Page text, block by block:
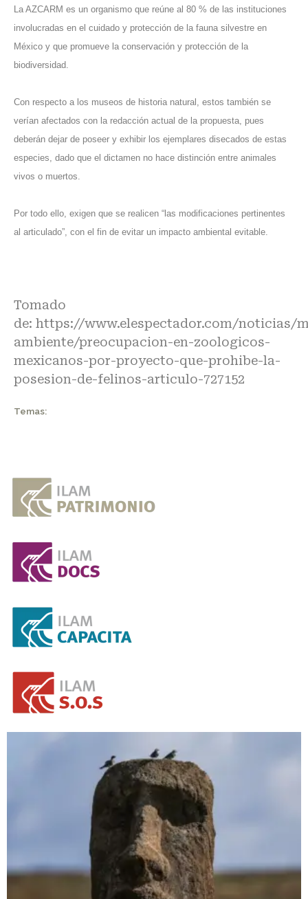
La AZCARM es un organismo que reúne al 80 % de las instituciones
involucradas en el cuidado y protección de la fauna silvestre en
México y que promueve la conservación y protección de la
biodiversidad.
Con respecto a los museos de historia natural, estos también se
verían afectados con la redacción actual de la propuesta, pues
deberán dejar de poseer y exhibir los ejemplares disecados de estas
especies, dado que el dictamen no hace distinción entre animales
vivos o muertos.
Por todo ello, exigen que se realicen “las modificaciones pertinentes
al articulado”, con el fin de evitar un impacto ambiental evitable.
Tomado
de: https://www.elespectador.com/noticias/
ambiente/preocupacion-en-zoologicos-
mexicanos-por-proyecto-que-prohibe-la-
posesion-de-felinos-articulo-727152
Temas: